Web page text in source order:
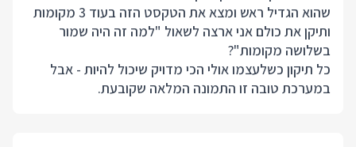
שהוא הגדיל ראש ומצא את הטקסט הזה בעוד 3 מקומות
ותיקן את כולם אני ארצה לשאול "למה זה היה שמור
בשלושה מקומות"?
כל תיקון כשלעצמו אולי הכי מדויק שיכול להיות - אבל
במערכת טובה זו התמונה המלאה שקובעת.